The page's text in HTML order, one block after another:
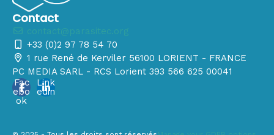
Contact
+33 (0)2 97 78 54 70
1 rue René de Kerviler 56100 LORIENT - FRANCE
PC MEDIA SARL - RCS Lorient 393 566 625 00041
Fac
ebo
ok
Link
edin